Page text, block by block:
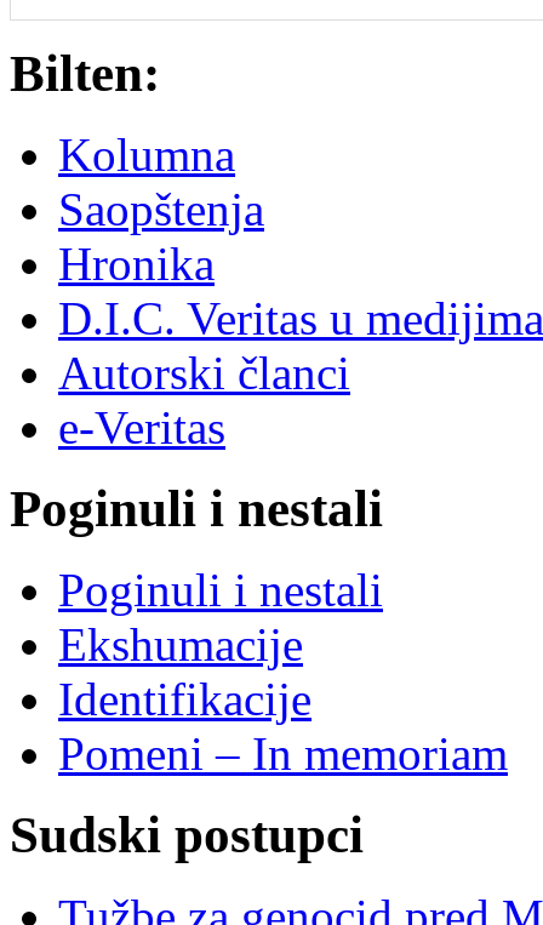
Bilten:
Kolumna
Saopštenja
Hronika
D.I.C. Veritas u medijima
Autorski članci
e-Veritas
Poginuli i nestali
Poginuli i nestali
Ekshumacije
Identifikacije
Pomeni – In memoriam
Sudski postupci